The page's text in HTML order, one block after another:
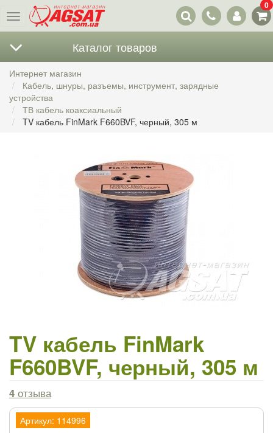
Меню
Наши
контакты
0
Каталог товаров
Интернет магазин
Кабель, шнуры, разъемы, инструмент, зарядные
устройства
ТВ кабель коаксиальный
TV кабель FinMark F660BVF, черный, 305 м
TV кабель FinMark
F660BVF, черный, 305 м
4 отзыва
Артикул: 114996